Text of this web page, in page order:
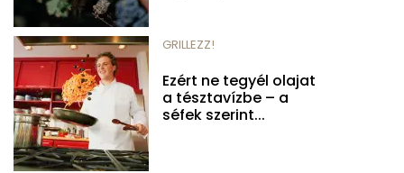
GRILLEZZ!
Ezért ne tegyél olajat
a tésztavízbe – a
séfek szerint...